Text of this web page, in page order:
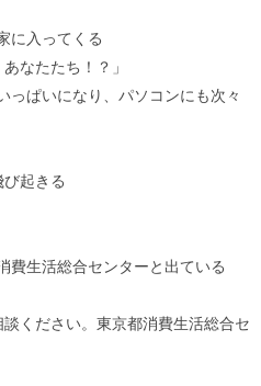
ってくる
なたたち！？」
になり、パソコンにも次々
きる
総合センターと出ている
談ください。東京都消費生活総合セ